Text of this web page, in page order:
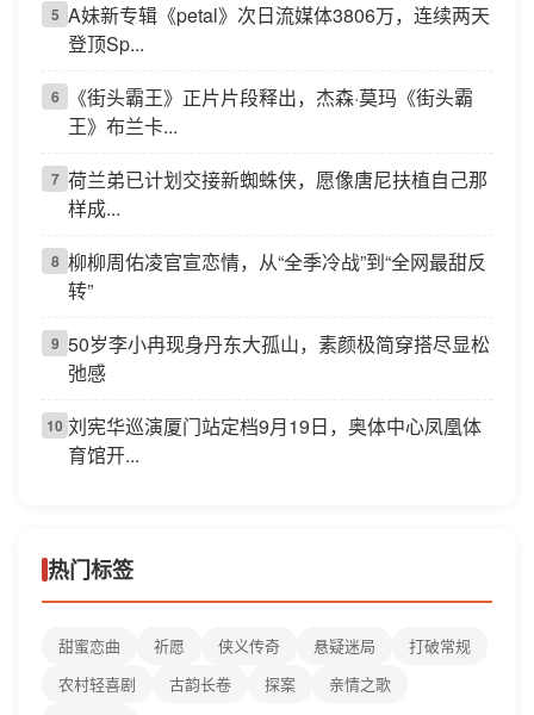
5 A妹新专辑《petal》次日流媒体3806万，连续两天
登顶Sp...
6
《街头霸王》正片片段释出，杰森·莫玛《街头霸
王》布兰卡...
7 荷兰弟已计划交接新蜘蛛侠，愿像唐尼扶植自己那
样成...
8 柳柳周佑凌官宣恋情，从“全季冷战”到“全网最甜反
转”
9 50岁李小冉现身丹东大孤山，素颜极简穿搭尽显松
弛感
10 刘宪华巡演厦门站定档9月19日，奥体中心凤凰体
育馆开...
热门标签
甜蜜恋曲 祈愿 侠义传奇 悬疑迷局
打破常规
农村轻喜剧
古韵长卷 探案
亲情之歌